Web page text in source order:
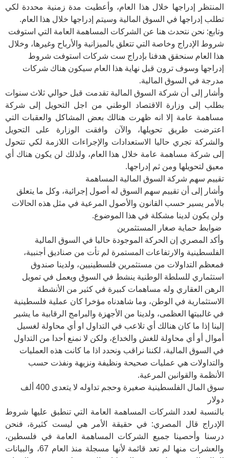
المنتظر إدراجها خلال هذا العام، وأعطيت مدة زمنية محددة لكي
تطلب إدراجها في السوق المالية وسيتم إدراجها خلال هذا العام.
وتابع: نحن نتحدث هنا عن الشركات المساهمة العامة التي استوفت
شروط الإدراج وخاصة التي تتعلق بالميزانية والأرباح وغيرها، وخلال
هذا العام سنحقق هدفنا بإدراج ست شركات استوفت شروط
إدراجها وسوف ترون قبل نهاية هذا العام سيكون هناك شركات
مدرجة في السوق المالية.
وأشار إلى أن شركة السوق المالية تقدمت قبل حوالي ثلاث سنوات
بطلب إلى وزارة الاقتصاد الوطني من اجل التحويل إلى شركة
مساهمة عامة إلا انه ظهرت هنالك بعض المشاكل والعقبات التي
اعترضت طريق تحويلها، والآن وافقت الوزارة على التحويل
والشركة تجري حاليا الاستعدادات والإجراءات اللازمة لكي تتحول
إلى شركة مساهمة عامة خلال هذا العام، ولذلك لن يكون هناك أي
معيق لتحويلها ومن ثم إدراجها.
تقييم سهم شركة السوق المالية المساهمة
وأشار إلى أن تقييم سهم السوق له أصول إجرائية، وكل ما يتعلق
بالأمر يسير حسب القانون والأصول المرعية في مثل هذه الحالات
ولن يكون لدينا مشكلة في هذا الموضوع.
ضوابط حماية صغار المستثمرين
وأكد المصري إن الحركة الموجودة حاليا في السوق المالية
الفلسطينية والارتفاعات المستمرة لم تأت من صناديق أجنبية،
فمعظم التداولات من مستثمرين فلسطينيين، ولدينا صندوق
استثماري للسلطة الوطنية ينشط في السوق ويعمل في تمويل
الرهن العقاري وله مساهمات كبيرة في كثير من الأنشطة
الاستثمارية في الوطن، وما شاهدناه مؤخرا كان عملية فلسطينية
في غالبيتها العظمى، ولدينا من الأجهزة والبرامج الرقابية ما يشير
إلينا إذا ما كان هنالك أي تلاعب في التداول او أي محاولة لغسيل
أموال أو أي محاولة للغش والخداع، ولكن لا نمنع أحدا من التداول
في السوق المالية، لكننا نراقب ونحدد اذا ما كانت هذه العمليات
والتداولات هي عمليات صحيحة ونظيفة ونزيهة ونفذت حسب
الأنظمة والقوانين المرعية.
سوق المال الفلسطينية صغيرة وحجم تداوله لا يتعدى 400 ألف
دولار
بالنسبة لعدد الشركات المساهمة العامة التي تنطبق عليها شروط
الإدراج قال المصري: في حقيقة الأمر هي ليست كثيرة، فنحن
درسنا وأحصينا جميع الشركات المساهمة العامة في فلسطين،
والعشرات منها لم تعد قائمة لأنها مسجلة منذ العام 67، والبيانات